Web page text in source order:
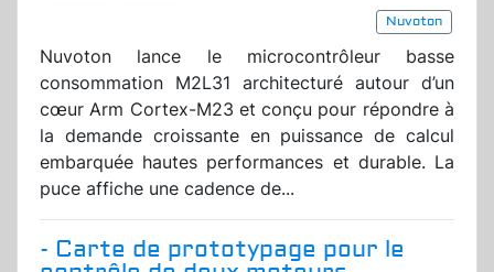
Nuvoton
Nuvoton lance le microcontrôleur basse
consommation M2L31 architecturé autour d’un
cœur Arm Cortex-M23 et conçu pour répondre à
la demande croissante en puissance de calcul
embarquée hautes performances et durable. La
puce affiche une cadence de...
- Carte de prototypage pour le